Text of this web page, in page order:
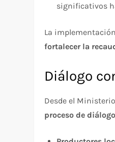
significativos
La
fortalecer la
Diálogo
Desde el
proceso de